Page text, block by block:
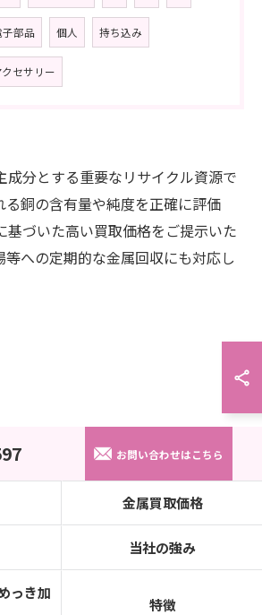
子部品 個人 持ち込み
クセサリー
成分とする重要なリサイクル資源で
る銅の含有量や純度を正確に評価
基づいた高い買取価格をご提示いた
等への定期的な金属回収にも対応し
お問い合わせはこちら
金属買取価格
当社の強み
っき加
特徴